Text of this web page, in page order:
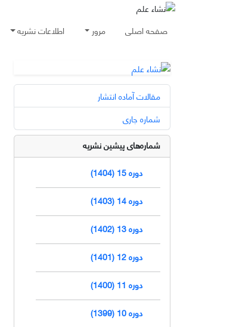
صفحه اصلی مرور اطلاعات نشریه
مقالات آماده انتشار
شماره جاری
شماره‌های پیشین نشریه
دوره 15 (1404)
دوره 14 (1403)
دوره 13 (1402)
دوره 12 (1401)
دوره 11 (1400)
دوره 10 (1399)